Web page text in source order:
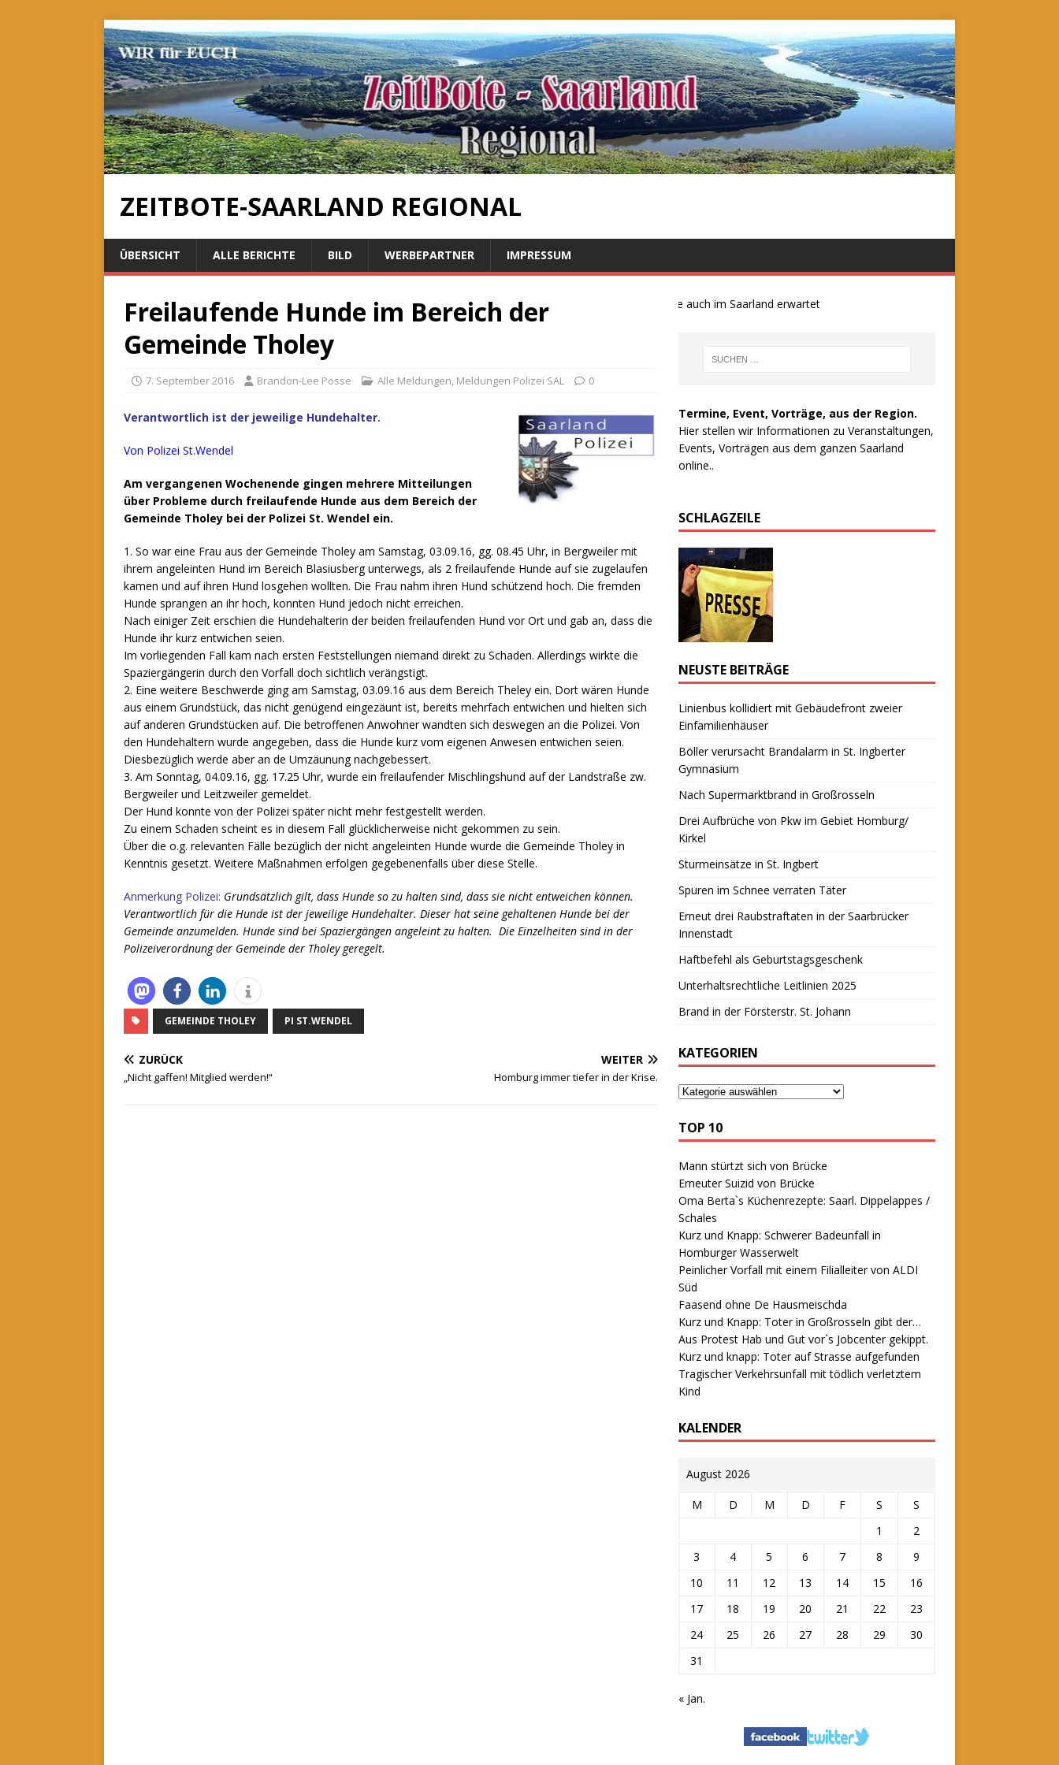
ZEITBOTE-SAARLAND REGIONAL
ÜBERSICHT ALLE BERICHTE BILD WERBEPARTNER IMPRESSUM
Freilaufende Hunde im Bereich der
Gemeinde Tholey
7. September 2016 Brandon-Lee Posse Alle Meldungen, Meldungen Polizei SAL 0
Verantwortlich ist der jeweilige Hundehalter.
Von Polizei St.Wendel
Am vergangenen Wochenende gingen mehrere Mitteilungen
über Probleme durch freilaufende Hunde aus dem Bereich der
Gemeinde Tholey bei der Polizei St. Wendel ein.
1. So war eine Frau aus der Gemeinde Tholey am Samstag, 03.09.16, gg. 08.45 Uhr, in Bergweiler mit
ihrem angeleinten Hund im Bereich Blasiusberg unterwegs, als 2 freilaufende Hunde auf sie zugelaufen
kamen und auf ihren Hund losgehen wollten. Die Frau nahm ihren Hund schützend hoch. Die fremden
Hunde sprangen an ihr hoch, konnten Hund jedoch nicht erreichen.
Nach einiger Zeit erschien die Hundehalterin der beiden freilaufenden Hund vor Ort und gab an, dass die
Hunde ihr kurz entwichen seien.
Im vorliegenden Fall kam nach ersten Feststellungen niemand direkt zu Schaden. Allerdings wirkte die
Spaziergängerin durch den Vorfall doch sichtlich verängstigt.
2. Eine weitere Beschwerde ging am Samstag, 03.09.16 aus dem Bereich Theley ein. Dort wären Hunde
aus einem Grundstück, das nicht genügend eingezäunt ist, bereits mehrfach entwichen und hielten sich
auf anderen Grundstücken auf. Die betroffenen Anwohner wandten sich deswegen an die Polizei. Von
den Hundehaltern wurde angegeben, dass die Hunde kurz vom eigenen Anwesen entwichen seien.
Diesbezüglich werde aber an de Umzäunung nachgebessert.
3. Am Sonntag, 04.09.16, gg. 17.25 Uhr, wurde ein freilaufender Mischlingshund auf der Landstraße zw.
Bergweiler und Leitzweiler gemeldet.
Der Hund konnte von der Polizei später nicht mehr festgestellt werden.
Zu einem Schaden scheint es in diesem Fall glücklicherweise nicht gekommen zu sein.
Über die o.g. relevanten Fälle bezüglich der nicht angeleinten Hunde wurde die Gemeinde Tholey in
Kenntnis gesetzt. Weitere Maßnahmen erfolgen gegebenenfalls über diese Stelle.
Anmerkung Polizei: Grundsätzlich gilt, dass Hunde so zu halten sind, dass sie nicht entweichen können.
Verantwortlich für die Hunde ist der jeweilige Hundehalter. Dieser hat seine gehaltenen Hunde bei der
Gemeinde anzumelden. Hunde sind bei Spaziergängen angeleint zu halten. Die Einzelheiten sind in der
Polizeiverordnung der Gemeinde der Tholey geregelt.
GEMEINDE THOLEY PI ST.WENDEL
ZURÜCK
„Nicht gaffen! Mitglied werden!“
WEITER
Homburg immer tiefer in der Krise.
Bauernproteste auch im Saarland erwartet
Termine, Event, Vorträge, aus der Region.
Hier stellen wir Informationen zu Veranstaltungen,
Events, Vorträgen aus dem ganzen Saarland
online..
SCHLAGZEILE
NEUSTE BEITRÄGE
Linienbus kollidiert mit Gebäudefront zweier
Einfamilienhäuser
Böller verursacht Brandalarm in St. Ingberter
Gymnasium
Nach Supermarktbrand in Großrosseln
Drei Aufbrüche von Pkw im Gebiet Homburg/
Kirkel
Sturmeinsätze in St. Ingbert
Spuren im Schnee verraten Täter
Erneut drei Raubstraftaten in der Saarbrücker
Innenstadt
Haftbefehl als Geburtstagsgeschenk
Unterhaltsrechtliche Leitlinien 2025
Brand in der Försterstr. St. Johann
KATEGORIEN
TOP 10
Mann stürtzt sich von Brücke
Erneuter Suizid von Brücke
Oma Berta`s Küchenrezepte: Saarl. Dippelappes /
Schales
Kurz und Knapp: Schwerer Badeunfall in
Homburger Wasserwelt
Peinlicher Vorfall mit einem Filialleiter von ALDI
Süd
Faasend ohne De Hausmeischda
Kurz und Knapp: Toter in Großrosseln gibt der…
Aus Protest Hab und Gut vor`s Jobcenter gekippt.
Kurz und knapp: Toter auf Strasse aufgefunden
Tragischer Verkehrsunfall mit tödlich verletztem
Kind
KALENDER
August 2026
M D M D F S
S
1
2
3
4 5 6 7 8
9
10
11 12 13 14 15
16
17
18 19 20 21 22
23
24
25 26 27 28 29
30
31
« Jan.